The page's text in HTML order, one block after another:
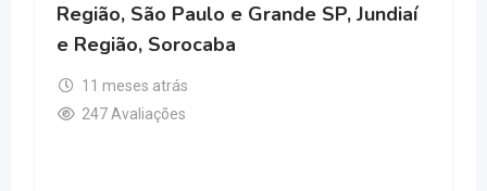
e Grande SP, Jundiaí